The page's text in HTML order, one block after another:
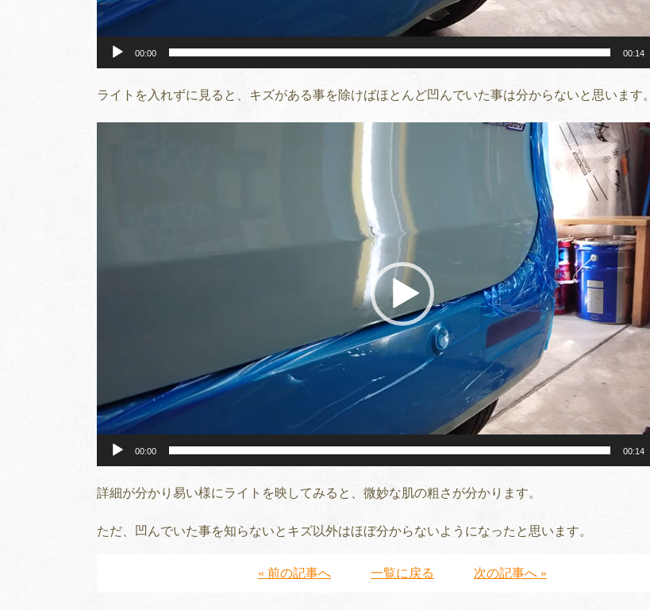
00:00 00:14
ライトを入れずに見ると、キズがある事を除けばほとんど凹んでいた事は分からないと思います。
00:00 00:14
詳細が分かり易い様にライトを映してみると、微妙な肌の粗さが分かります。
ただ、凹んでいた事を知らないとキズ以外はほぼ分からないようになったと思います。
« 前の記事へ 一覧に戻る 次の記事へ »